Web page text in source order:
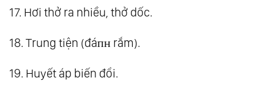
17. Hơi thở ra nhiều, thở dốc.
18. Trung tiện (đáпʜ rắm).
19. Huyết áp biến đổi.